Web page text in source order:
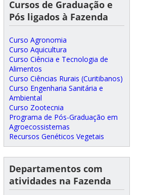
Cursos de Graduação e
Pós ligados à Fazenda
Curso Agronomia
Curso Aquicultura
Curso Ciência e Tecnologia de
Alimentos
Curso Ciências Rurais (Curitibanos)
Curso Engenharia Sanitária e
Ambiental
Curso Zootecnia
Programa de Pós-Graduação em
Agroecossistemas
Recursos Genéticos Vegetais
Departamentos com
atividades na Fazenda